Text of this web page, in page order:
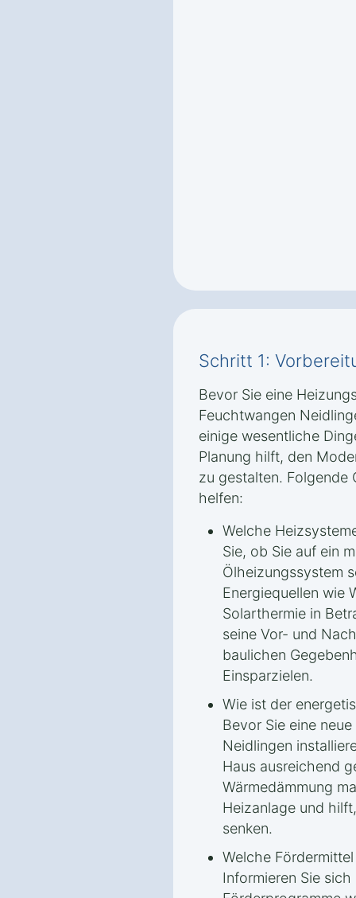
Schritt 1:
Bevor Sie eine
Feuchtwangen
einige wesentliche
Planung hilft, den
zu gestalten. Folgende
helfen:
Welche
Sie, ob Sie auf ein
Ölheizungssystem
Energiequellen wie
Solarthermie in
seine Vor- und
baulichen
Einsparzielen.
Wie ist der
Bevor Sie eine
Neidlingen
Haus ausreichend
Wärmedämmung
Heizanlage und
senken.
Welche
Informieren Sie